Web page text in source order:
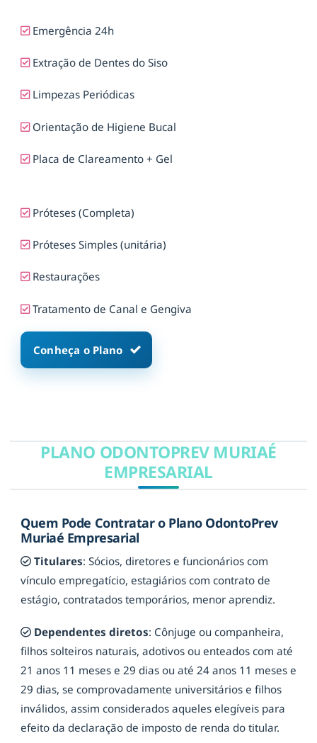
Emergência 24h
Extração de Dentes do Siso
Limpezas Periódicas
Orientação de Higiene Bucal
Placa de Clareamento + Gel
Próteses (Completa)
Próteses Simples (unitária)
Restaurações
Tratamento de Canal e Gengiva
Conheça o Plano
PLANO ODONTOPREV MURIAÉ
EMPRESARIAL
Quem Pode Contratar o Plano OdontoPrev
Muriaé Empresarial
Titulares: Sócios, diretores e funcionários com
vínculo empregatício, estagiários com contrato de
estágio, contratados temporários, menor aprendiz.
Dependentes diretos: Cônjuge ou companheira,
filhos solteiros naturais, adotivos ou enteados com até
21 anos 11 meses e 29 dias ou até 24 anos 11 meses e
29 dias, se comprovadamente universitários e filhos
inválidos, assim considerados aqueles elegíveis para
efeito da declaração de imposto de renda do titular.